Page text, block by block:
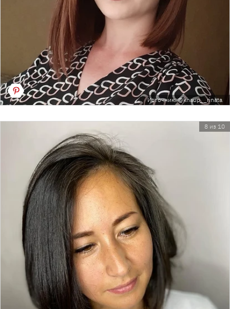
Источник: @khaup__rinata
8 из 10